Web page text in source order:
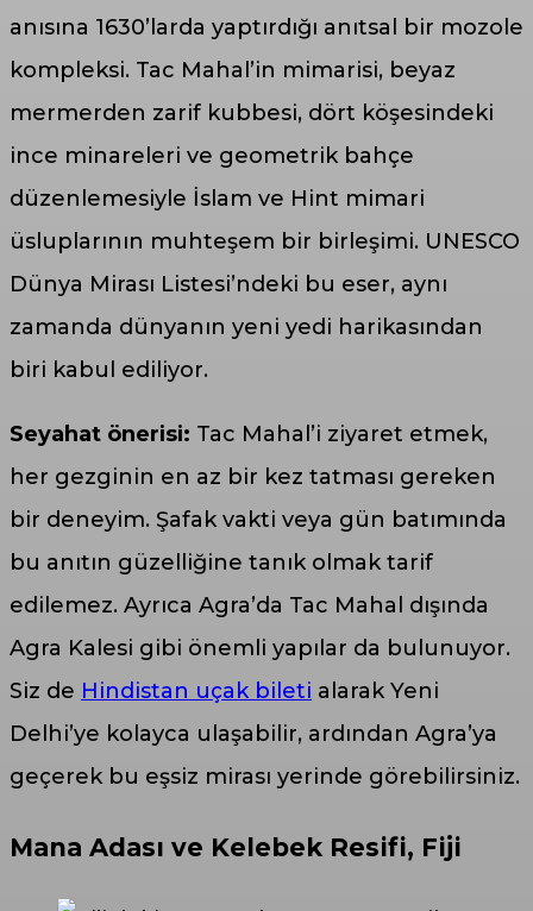
anısına 1630’larda yaptırdığı anıtsal bir mozole
kompleksi. Tac Mahal’in mimarisi, beyaz
mermerden zarif kubbesi, dört köşesindeki
ince minareleri ve geometrik bahçe
düzenlemesiyle İslam ve Hint mimari
üsluplarının muhteşem bir birleşimi. UNESCO
Dünya Mirası Listesi’ndeki bu eser, aynı
zamanda dünyanın yeni yedi harikasından
biri kabul ediliyor.
Seyahat önerisi: Tac Mahal’i ziyaret etmek,
her gezginin en az bir kez tatması gereken
bir deneyim. Şafak vakti veya gün batımında
bu anıtın güzelliğine tanık olmak tarif
edilemez. Ayrıca Agra’da Tac Mahal dışında
Agra Kalesi gibi önemli yapılar da bulunuyor.
Siz de Hindistan uçak bileti alarak Yeni
Delhi’ye kolayca ulaşabilir, ardından Agra’ya
geçerek bu eşsiz mirası yerinde görebilirsiniz.
Mana Adası ve Kelebek Resifi, Fiji